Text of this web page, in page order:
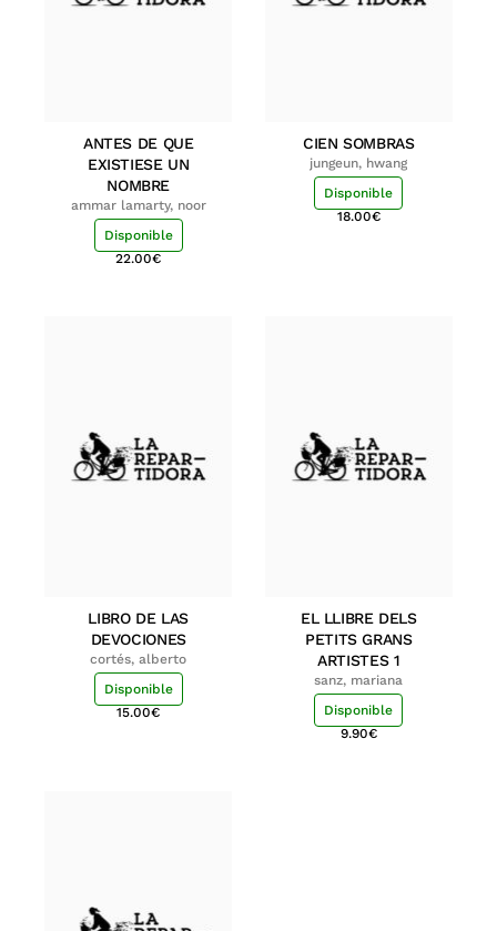
ANTES DE QUE
EXISTIESE UN
NOMBRE
ammar lamarty, noor
Disponible
22.00€
CIEN SOMBRAS
jungeun, hwang
Disponible
18.00€
LIBRO DE LAS
DEVOCIONES
cortés, alberto
Disponible
15.00€
EL LLIBRE DELS
PETITS GRANS
ARTISTES 1
sanz, mariana
Disponible
9.90€